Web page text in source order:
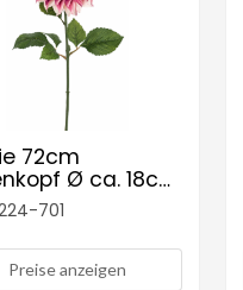
72cm
Ø ca. 18cm
lila-weiß
701
Preise anzeigen